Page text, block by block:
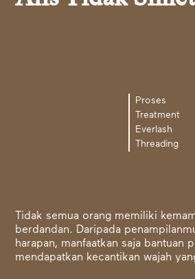
Proses
Treatment
Everlash
Threading
Tidak semua orang memiliki
berdandan. Daripada
harapan, manfaatkan saja bantuan
mendapatkan kecantikan wajah